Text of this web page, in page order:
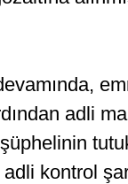
adli
kontrol